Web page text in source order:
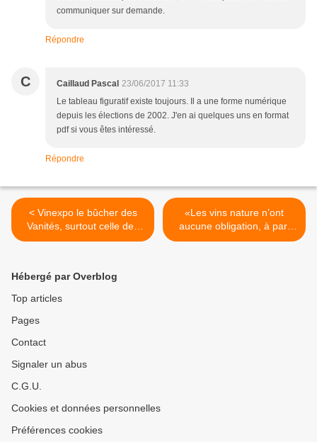
communiquer sur demande.
Répondre
C Caillaud Pascal 23/06/2017 11:33
Le tableau figuratif existe toujours. Il a une forme numérique
depuis les élections de 2002. J'en ai quelques uns en format
pdf si vous êtes intéressé.
Répondre
< Vinexpo le bûcher des
Vanités, surtout celle des
petits ego des réseaux
«Les vins nature n’ont
aucune obligation, à part
l’interdiction du soufre. Et
Hébergé par Overblog
Top articles
Pages
Contact
Signaler un abus
C.G.U.
Cookies et données personnelles
Préférences cookies